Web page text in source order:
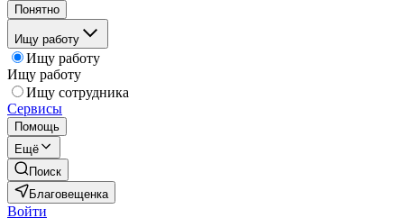
Понятно
Ищу работу
Ищу работу
Ищу работу
Ищу сотрудника
Сервисы
Помощь
Ещё
Поиск
Благовещенка
Войти